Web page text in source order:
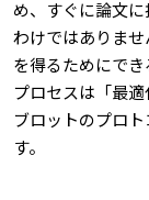
め、すぐに論文
わけではありま
を得るためにで
プロセスは「最
ブロットのプロ
す。